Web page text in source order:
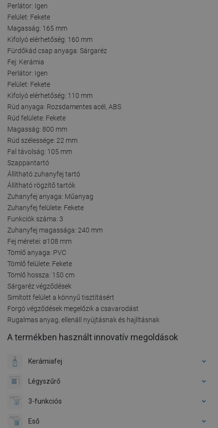
Perlátor: Igen
Felület: Fekete
Magasság: 165 mm
Kifolyó elérhetőség: 160 mm
Fürdőkád csap anyaga: Sárgaréz
Fej: Kerámia
Perlátor: Igen
Felület: Fekete
Kifolyó elérhetőség: 110 mm
Rúd anyaga: Rozsdamentes acél, ABS
Rúd felülete: Fekete
Magasság: 800 mm
Rúd szélessége: 22 mm
Fal távolság: 105 mm
Szappantartó
Állítható zuhanyfej tartó
Állítható rögzítő tartók
Zuhanyfej anyaga: Műanyag
Zuhanyfej felülete: Fekete
Funkciók száma: 3
Zuhanyfej magassága: 240 mm
Fej méretei: ø108 mm
Tömlő anyaga: PVC
Tömlő felülete: Fekete
Tömlő hossza: 150 cm
Sárgaréz végződések
Simított felület a könnyű tisztításért
Forgó végződések megelőzik a csavarodást
Rugalmas anyag, ellenáll nyújtásnak és hajlításnak
A termékben használt innovatív megoldások
Kerámiafej
Légyszűrő
3-funkciós
Eső